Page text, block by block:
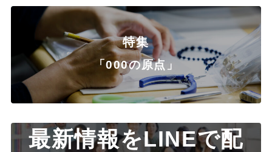
特集
「000の原点」
最新情報をLINEで配